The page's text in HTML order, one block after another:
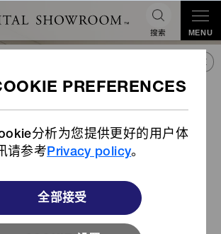
分析为您提供更好的用户体
请参考Privacy policy。
全部接受
搜索 MENU
轻薄四合扣